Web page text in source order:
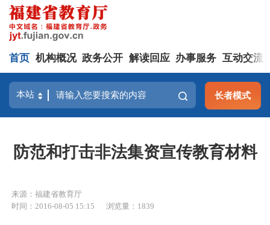
首页 机构概况 政务公开 解读回应 办事服务 互动交流
长者模式
防范和打击非法集资宣传教育材料
来源：福建省教育厅
时间：2016-08-05 15:15
浏览量：1839